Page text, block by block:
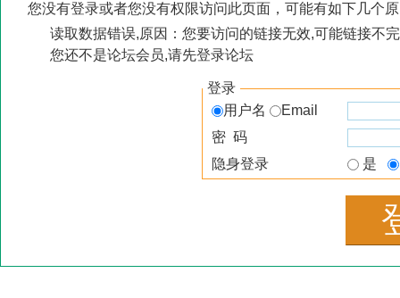
您没有登录或者您没有权限访问此页面，可能有如下几个
读取数据错误,原因：您要访问的链接无效,可能链接不
您还不是论坛会员,请先登录论坛
登录
用户名
Email
密 码
隐身登录
是